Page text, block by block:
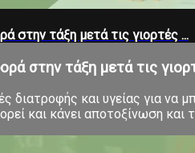
στην τάξη μετά τις γιορτές ...
στην τάξη μετά τις
διατροφής και υγείας για να
και κάνει αποτοξίνωση και